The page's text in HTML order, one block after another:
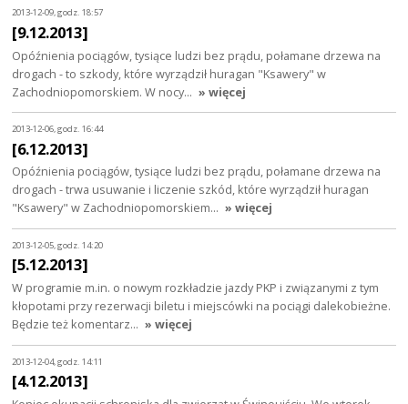
2013-12-09, godz. 18:57
[9.12.2013]
Opóźnienia pociągów, tysiące ludzi bez prądu, połamane drzewa na
drogach - to szkody, które wyrządził huragan "Ksawery" w
Zachodniopomorskiem. W nocy… » więcej
2013-12-06, godz. 16:44
[6.12.2013]
Opóźnienia pociągów, tysiące ludzi bez prądu, połamane drzewa na
drogach - trwa usuwanie i liczenie szkód, które wyrządził huragan
"Ksawery" w Zachodniopomorskiem… » więcej
2013-12-05, godz. 14:20
[5.12.2013]
W programie m.in. o nowym rozkładzie jazdy PKP i związanymi z tym
kłopotami przy rezerwacji biletu i miejscówki na pociągi dalekobieżne.
Będzie też komentarz… » więcej
2013-12-04, godz. 14:11
[4.12.2013]